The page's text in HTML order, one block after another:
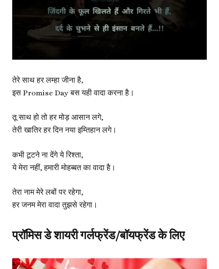
तेरे साथ हर लम्हा जीना है,
इस Promise Day बस यही वादा करना है।
तू साथ हो तो हर मोड़ आसान लगे,
तेरी खातिर हर दिन नया इम्तिहान लगे।
कभी टूटने ना देंगे ये रिश्ता,
ये मेरा नहीं, हमारी मोहब्बत का वादा है।
तेरा नाम मेरे लबों पर रहेगा,
हर जनम मेरा वादा तुझसे रहेगा।
प्रॉमिस डे शायरी गर्लफ्रेंड/बॉयफ्रेंड के लिए